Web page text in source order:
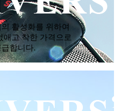
활성화를 위하여
애고 착한 가격으로
급합니다.